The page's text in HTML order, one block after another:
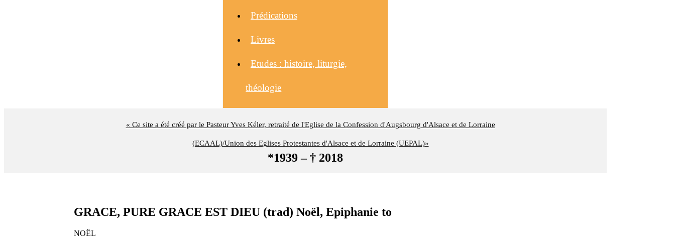
« Ce site a été créé par le Pasteur Yves Kéler, retraité de l'Eglise de la Confession d'Augsbourg d'Alsace et de Lorraine
(ECAAL)/Union des Eglises Protestantes d'Alsace et de Lorraine (UEPAL)»
*1939 – † 2018
Prédications
Livres
Etudes : histoire, liturgie,
théologie
GRACE, PURE GRACE EST DIEU (trad) Noël, Epiphanie to
NOËL